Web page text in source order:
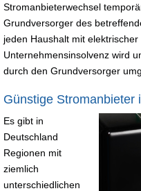
Stromanbieterwechsel
Grundversorger des
jeden Haushalt mit
Unternehmensinsolvenz wird
durch den Grundversorger
Günstige Stromanbieter
Es gibt in
Deutschland
Regionen mit
ziemlich
unterschiedlichen